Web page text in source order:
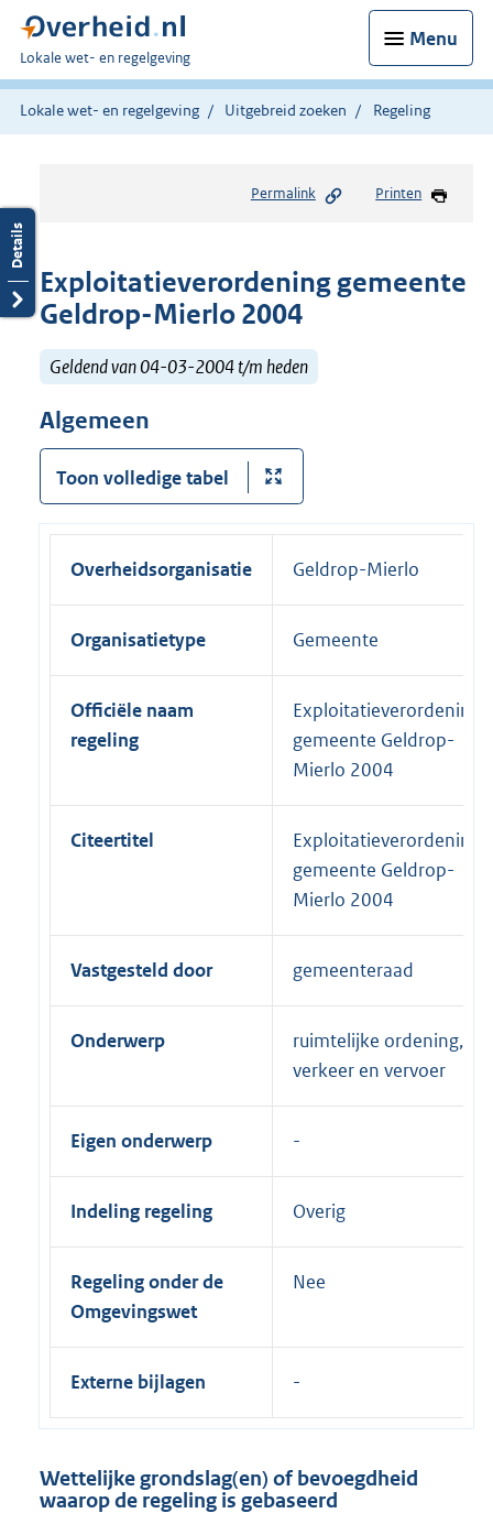
Menu
U
bent
hier:
Lokale wet- en regelgeving
Lokale wet- en regelgeving Uitgebreid zoeken Regeling
Permalink Printen
Exploitatieverordening gemeente
Geldrop-Mierlo 2004
Geldend van 04-03-2004 t/m heden
Algemeen
Toon volledige tabel
Overheidsorganisatie Geldrop-Mierlo
Organisatietype Gemeente
Officiële naam
regeling
Exploitatieverordening
gemeente Geldrop-
Mierlo 2004
Citeertitel
Exploitatieverordening
gemeente Geldrop-
Mierlo 2004
Vastgesteld door gemeenteraad
Onderwerp
ruimtelijke ordening,
verkeer en vervoer
Eigen onderwerp
Indeling regeling Overig
Regeling onder de
Omgevingswet
Nee
Externe bijlagen
Wettelijke grondslag(en) of bevoegdheid
waarop de regeling is gebaseerd